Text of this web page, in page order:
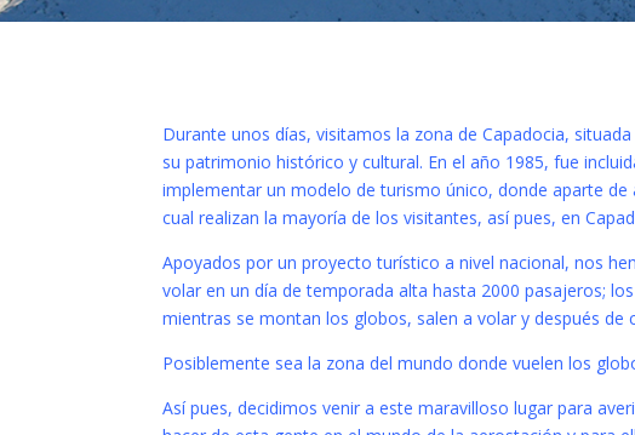
Durante unos días, visitamos la zona de Capadocia,
su patrimonio histórico y cultural. En el año 1985, fue
implementar un modelo de turismo único, donde aparte
cual realizan la mayoría de los visitantes, así pues, en
Apoyados por un proyecto turístico a nivel nacional, nos
volar en un día de temporada alta hasta 2000 pasajeros;
mientras se montan los globos, salen a volar y después
Posiblemente sea la zona del mundo donde vuelen los
Así pues, decidimos venir a este maravilloso lugar para